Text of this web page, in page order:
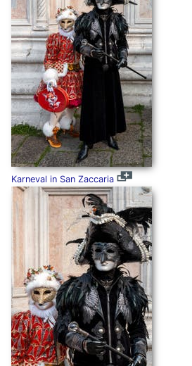
Karneval in San Zaccaria